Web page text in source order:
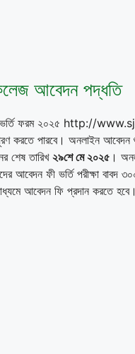
আবেদন পদ্ধতি
ভর্তি ফরম ২০২৫ http://
করতে পারবে। অনলাইন
শেষ তারিখ ২৯শে মে ২০২৫ ।
আবেদন ফী ভর্তি পরীক্ষা বাবদ
আবেদন ফি প্রদান করতে হবে।